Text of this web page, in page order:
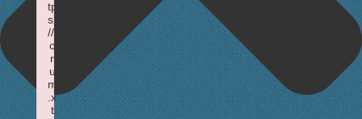
tp
s:
//f
o
r
u
m
.x
t